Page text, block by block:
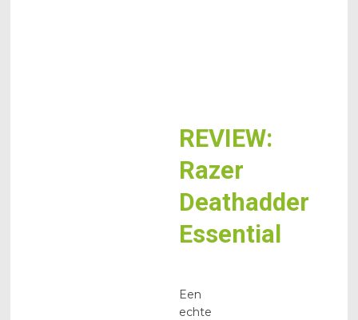
REVIEW:
Razer
Deathadder
Essential
Een
echte